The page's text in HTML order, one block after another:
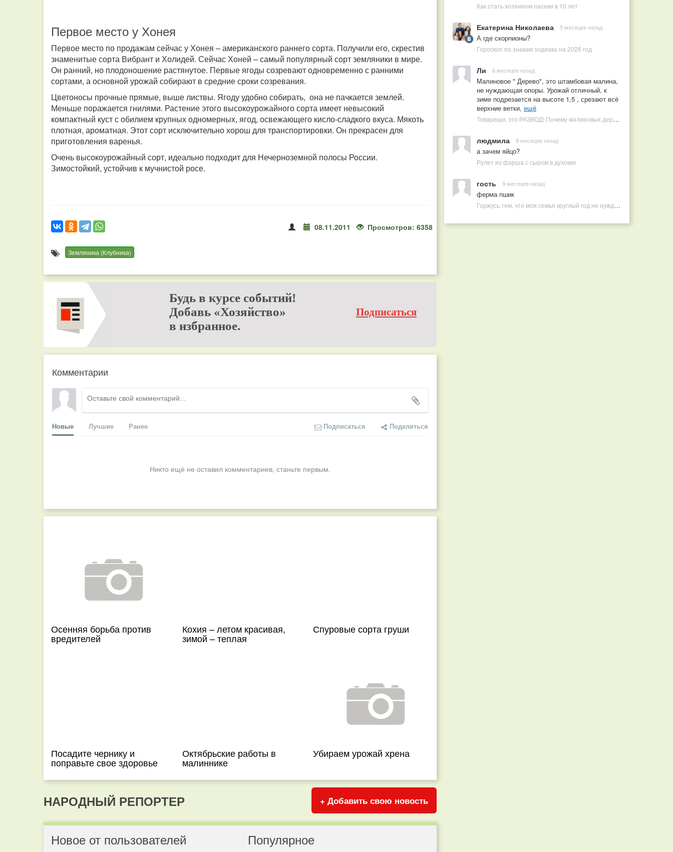
Первое место у Хонея
Первое место по продажам сейчас у Хонея – американского раннего сорта. Получили его, скрестив
знаменитые сорта Вибрант и Холидей. Сейчас Хоней – самый популярный сорт земляники в мире.
Он ранний, но плодоношение растянутое. Первые ягоды созревают одновременно с ранними
сортами, а основной урожай собирают в средние сроки созревания.
Цветоносы прочные прямые, выше листвы. Ягоду удобно собирать, она не пачкается землей.
Меньше поражается гнилями. Растение этого высокоурожайного сорта имеет невысокий
компактный куст с обилием крупных одномерных, ягод, освежающего кисло-сладкого вкуса. Мякоть
плотная, ароматная. Этот сорт исключительно хорош для транспортировки. Он прекрасен для
приготовления варенья.
Очень высокоурожайный сорт, идеально подходит для Нечерноземной полосы России.
Зимостойкий, устойчив к мучнистой росе.
08.11.2011 Просмотров: 6358
Земляника (Клубника)
Будь в курсе событий!
Добавь «Хозяйство»
в избранное.
Подписаться
Комментарии
Новые Лучшие Ранее Подписаться Поделиться
Никто ещё не оставил комментариев, станьте первым.
Осенняя борьба против
вредителей
Кохия – летом красивая,
зимой – теплая
Спуровые сорта груши
Посадите чернику и
поправьте свое здоровье
Октябрьские работы в
малиннике
Убираем урожай хрена
НАРОДНЫЙ РЕПОРТЕР + Добавить свою новость
Новое от пользователей Популярное
Как стать хозяином пасеки в 10 лет
Екатерина Николаева 5 месяцев назад
А где скорпионы?
Гороскоп по знакам зодиака на 2026 год
Ли 6 месяцев назад
Малиновое " Дерево", это штамбовая малина,
не нуждающая опоры. Урожай отличный, к
зиме подрезается на высоте 1,5 , срезают всё
верхние ветки, ещё
Товарищи, это РАЗВОД! Почему малиновых деревьев не бывает, или Как ушлые продавцы наживаются на мечтах садоводов
людмила 8 месяцев назад
а зачем яйцо?
Рулет из фарша с сыром в духовке
гость 9 месяцев назад
ферма пшик
Горжусь тем, что моя семья круглый год не нуждается в покупных витаминах